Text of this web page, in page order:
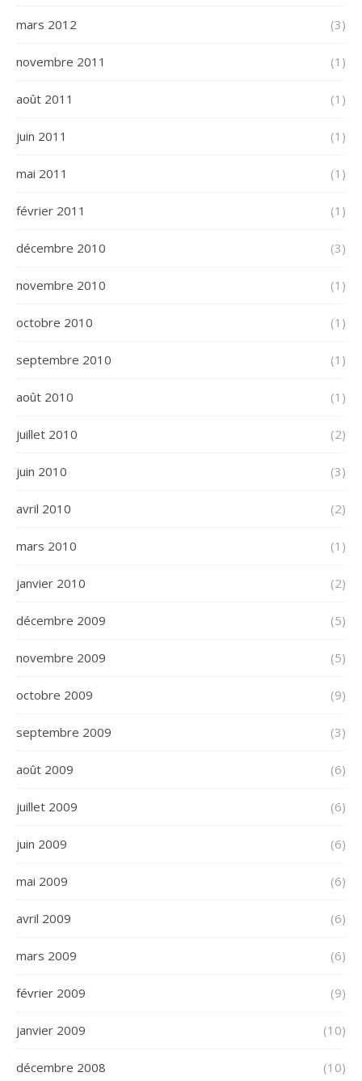
mars 2012 (3)
novembre 2011 (1)
août 2011 (1)
juin 2011 (1)
mai 2011 (1)
février 2011 (1)
décembre 2010 (3)
novembre 2010 (1)
octobre 2010 (1)
septembre 2010 (1)
août 2010 (1)
juillet 2010 (2)
juin 2010 (3)
avril 2010 (2)
mars 2010 (1)
janvier 2010 (2)
décembre 2009 (5)
novembre 2009 (5)
octobre 2009 (9)
septembre 2009 (3)
août 2009 (6)
juillet 2009 (6)
juin 2009 (6)
mai 2009 (6)
avril 2009 (6)
mars 2009 (6)
février 2009 (9)
janvier 2009 (10)
décembre 2008 (10)